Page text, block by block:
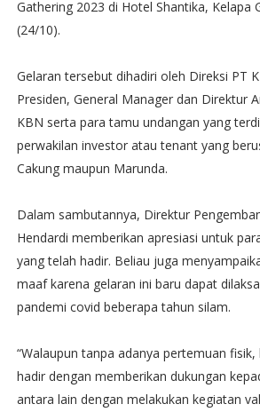
Gathering 2023 di Hotel Shantika, Kelapa
(24/10).
Gelaran tersebut dihadiri oleh Direksi PT
Presiden, General Manager dan Direktur
KBN serta para tamu undangan yang
perwakilan investor atau tenant yang
Cakung maupun Marunda.
Dalam sambutannya, Direktur
Hendardi memberikan apresiasi untuk
yang telah hadir. Beliau juga
maaf karena gelaran ini baru dapat
pandemi covid beberapa tahun silam.
“Walaupun tanpa adanya pertemuan
hadir dengan memberikan dukungan
antara lain dengan melakukan kegiatan